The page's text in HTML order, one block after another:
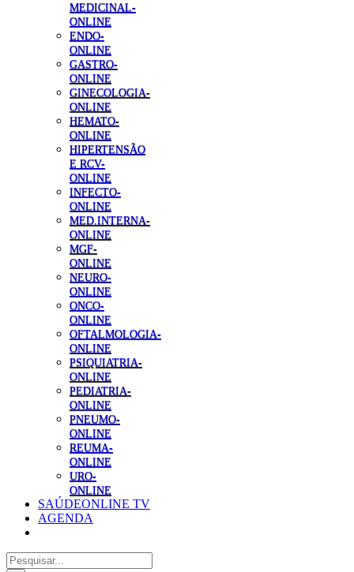
MEDICINAL-
ONLINE
ENDO-
ONLINE
GASTRO-
ONLINE
GINECOLOGIA-
ONLINE
HEMATO-
ONLINE
HIPERTENSÃO
E RCV-
ONLINE
INFECTO-
ONLINE
MED.INTERNA-
ONLINE
MGF-
ONLINE
NEURO-
ONLINE
ONCO-
ONLINE
OFTALMOLOGIA-
ONLINE
PSIQUIATRIA-
ONLINE
PEDIATRIA-
ONLINE
PNEUMO-
ONLINE
REUMA-
ONLINE
URO-
ONLINE
SAÚDEONLINE TV
AGENDA
Pesquisar